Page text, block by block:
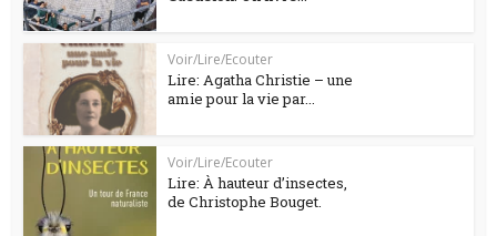
Voir/Lire/Ecouter
Lire: Agatha Christie – une
amie pour la vie par...
Voir/Lire/Ecouter
Lire: À hauteur d’insectes,
de Christophe Bouget.